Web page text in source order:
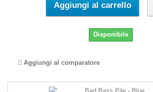
Aggiungi al carrello
Disponibile
Aggiungi al comparatore